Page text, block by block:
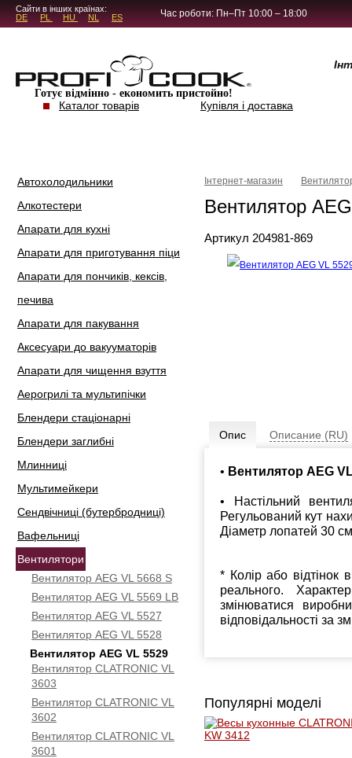
5.4.45Сайти в інших країнах:
DE
PL HU NL ES Час роботи: Пн–Пт 10:00 – 18:00
Готує відмінно - економить пристойно!
Каталог товарів Купівля і доставка
Автохолодильники
Алкотестери
Апарати для кухні
Апарати для приготування піци
Апарати для пончиків, кексів,
печива
Апарати для пакування
Аксесуари до вакууматорів
Апарати для чищення взуття
Аерогрилі та мультипічки
Блендери стаціонарні
Блендери заглибні
Млинниці
Мультимейкери
Сендвічниці (бутербродниці)
Вафельниці
Вентилятори
Вентилятор AEG VL 5668 S
Вентилятор AEG VL 5569 LB
Вентилятор AEG VL 5527
Вентилятор AEG VL 5528
Вентилятор AEG VL 5529
Вентилятор CLATRONIC VL
3603
Вентилятор CLATRONIC VL
3602
Вентилятор CLATRONIC VL
3601
Інтернет-магазин
Вентилятор
Артикул 204981-869
Опис Описание (RU)
• Вентилятор AEG
• Настільний
Регульований кут
Діаметр лопатей 30
* Колір або відтінок
реального.
змінюватися
відповідальності за
Популярні моделі